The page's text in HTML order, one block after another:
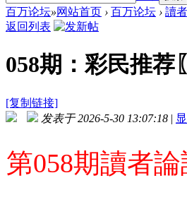
百万论坛»网站首页 › 百万论坛 › 讀
返回列表
058期：彩民推荐
[复制链接]
发表于 2026-5-30 13:07:18 |
第058期讀者論